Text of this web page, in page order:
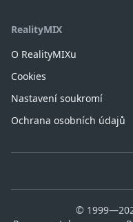
RealityMIX
O RealityMIXu
Cookies
Nastavení soukromí
Ochrana osobních údajů
©